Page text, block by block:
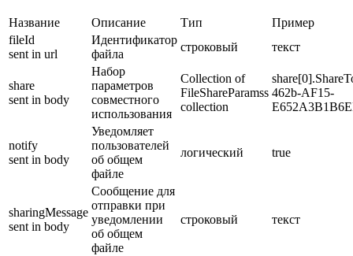
Название Описание Тип
Пример
fileId
sent in url
Идентификатор
файла
строковый текст
share
sent in body
Набор
параметров
совместного
использования
Collection of
FileShareParamss
collection
462b-AF15-
notify
sent in body
Уведомляет
пользователей
об общем
файле
логический true
sharingMessage
sent in body
Сообщение для
отправки при
уведомлении
об общем
файле
строковый текст